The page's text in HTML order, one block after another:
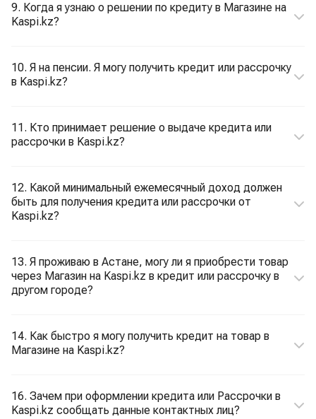
9. Когда я узнаю о решении по кредиту в Магазине на
Kaspi.kz?
10. Я на пенсии. Я могу получить кредит или рассрочку
в Kaspi.kz?
11. Кто принимает решение о выдаче кредита или
рассрочки в Kaspi.kz?
12. Какой минимальный ежемесячный доход должен
быть для получения кредита или рассрочки от
Kaspi.kz?
13. Я проживаю в Астане, могу ли я приобрести товар
через Магазин на Kaspi.kz в кредит или рассрочку в
другом городе?
14. Как быстро я могу получить кредит на товар в
Магазине на Kaspi.kz?
16. Зачем при оформлении кредита или Рассрочки в
Kaspi.kz сообщать данные контактных лиц?